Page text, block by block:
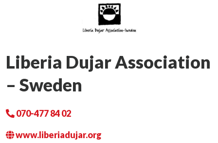
Liberia Dujar Association
– Sweden
070-477 84 02
www.liberiadujar.org